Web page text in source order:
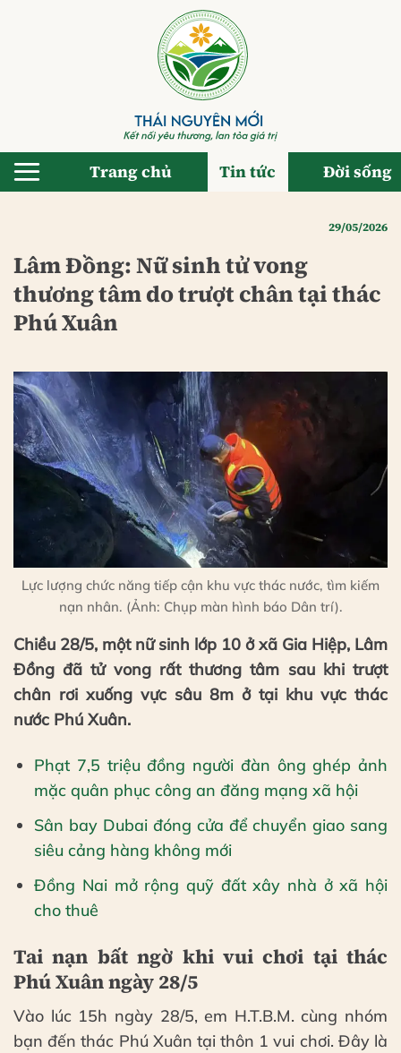
Trang chủ Tin tức Đời sống
29/05/2026
Lâm Đồng: Nữ sinh tử vong
thương tâm do trượt chân tại thác
Phú Xuân
Lực lượng chức năng tiếp cận khu vực thác nước, tìm kiếm
nạn nhân. (Ảnh: Chụp màn hình báo Dân trí).
Chiều 28/5, một nữ sinh lớp 10 ở xã Gia Hiệp, Lâm
Đồng đã tử vong rất thương tâm sau khi trượt
chân rơi xuống vực sâu 8m ở tại khu vực thác
nước Phú Xuân.
Phạt 7,5 triệu đồng người đàn ông ghép ảnh
mặc quân phục công an đăng mạng xã hội
Sân bay Dubai đóng cửa để chuyển giao sang
siêu cảng hàng không mới
Đồng Nai mở rộng quỹ đất xây nhà ở xã hội
cho thuê
Tai nạn bất ngờ khi vui chơi tại thác
Phú Xuân ngày 28/5
Vào lúc 15h ngày 28/5, em H.T.B.M. cùng nhóm
bạn đến thác Phú Xuân tại thôn 1 vui chơi. Đây là